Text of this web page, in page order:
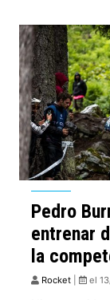
Nicolas
Pedro
entrenar
la
Rocket el